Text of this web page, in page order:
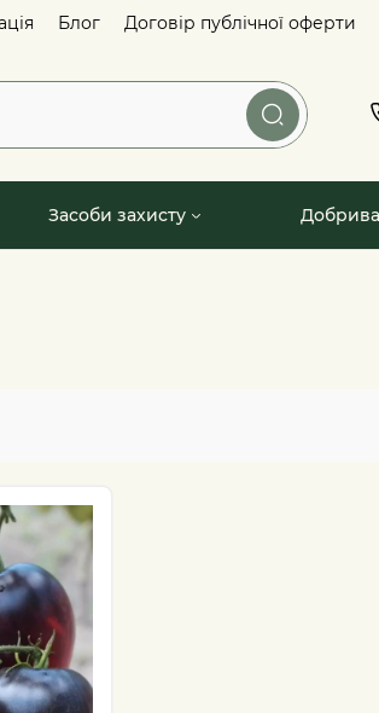
Блог Договір публічної оферти
Засоби захисту Добрива